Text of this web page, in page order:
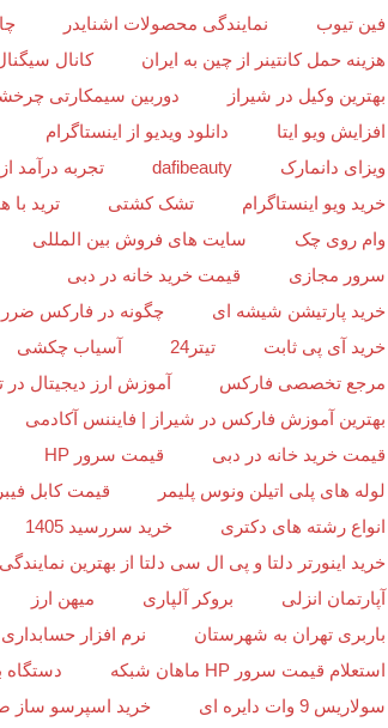
فین تیوب
نمایندگی محصولات اشنایدر
هزینه حمل کانتینر از چین به ایران
کانال
بهترین وکیل در شیراز
دوربین سیمکارتی
افزایش ویو ایتا
دانلود ویدیو از اینستاگرام
ویزای دانمارک
dafibeauty
تجربه درآمد
خرید ویو اینستاگرام
تشک کشتی
ترید
وام روی چک
سایت های فروش بین المللی
سرور مجازی
قیمت خرید خانه در دبی
خرید پارتیشن شیشه ای
چگونه در فارکس ضرر
خرید آی پی ثابت
تیتر24
آسیاب چکشی
مرجع تخصصی فارکس
آموزش ارز دیجیتال در
بهترین آموزش فارکس در شیراز | فایننس آکادمی
قیمت خرید خانه در دبی
قیمت سرور HP
لوله های پلی اتیلن ونوس پلیمر
قیمت کابل
انواع رشته های دکتری
خرید سررسید 1405
خرید اینورتر دلتا و پی ال سی دلتا از بهترین نمایندگی
آپارتمان انزلی
بروکر آلپاری
میهن ارز
باربری تهران به شهرستان
نرم افزار حسابداری
استعلام قیمت سرور HP ماهان شبکه
دستگاه
سولاریس 9 وات دایره ای
خرید اسپرسو ساز